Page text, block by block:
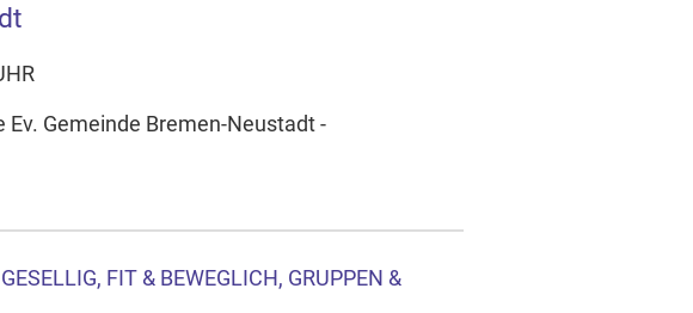
Gemeinde Bremen-Neustadt -
FIT & BEWEGLICH, GRUPPEN &